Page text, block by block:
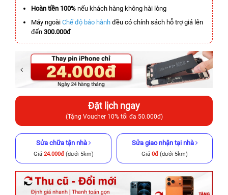
Hoàn tiền 100% nếu khách hàng không hài lòng
Máy ngoài Chế độ bảo hành đều có chính sách hỗ trợ giá lên
đến 300.000đ
Đặt lịch ngay
(Tặng Voucher 10% tối đa 50.000đ)
Sửa chữa tận nhà
Giá 24.000đ(dưới 5km)
Sửa giao nhận tại nhà
Giá 0đ (dưới 5km)